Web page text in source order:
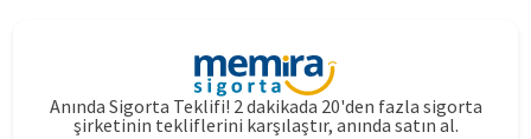
Anında Sigorta Teklifi! 2 dakikada 20'den fazla sigorta
şirketinin tekliflerini karşılaştır, anında satın al.